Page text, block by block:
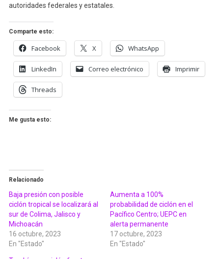
autoridades federales y estatales.
Comparte esto:
Facebook X WhatsApp
LinkedIn Correo electrónico Imprimir
Threads
Me gusta esto:
Relacionado
Baja presión con posible
ciclón tropical se localizará al
sur de Colima, Jalisco y
Michoacán
16 octubre, 2023
En "Estado"
Aumenta a 100%
probabilidad de ciclón en el
Pacífico Centro; UEPC en
alerta permanente
17 octubre, 2023
En "Estado"